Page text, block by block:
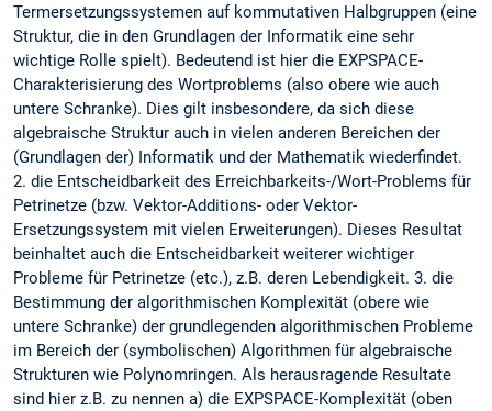
Termersetzungssystemen auf kommutativen Halbgruppen (eine
Struktur, die in den Grundlagen der Informatik eine sehr
wichtige Rolle spielt). Bedeutend ist hier die EXPSPACE-
Charakterisierung des Wortproblems (also obere wie auch
untere Schranke). Dies gilt insbesondere, da sich diese
algebraische Struktur auch in vielen anderen Bereichen der
(Grundlagen der) Informatik und der Mathematik wiederfindet.
2. die Entscheidbarkeit des Erreichbarkeits-/Wort-Problems für
Petrinetze (bzw. Vektor-Additions- oder Vektor-
Ersetzungssystem mit vielen Erweiterungen). Dieses Resultat
beinhaltet auch die Entscheidbarkeit weiterer wichtiger
Probleme für Petrinetze (etc.), z.B. deren Lebendigkeit. 3. die
Bestimmung der algorithmischen Komplexität (obere wie
untere Schranke) der grundlegenden algorithmischen Probleme
im Bereich der (symbolischen) Algorithmen für algebraische
Strukturen wie Polynomringen. Als herausragende Resultate
sind hier z.B. zu nennen a) die EXPSPACE-Komplexität (oben